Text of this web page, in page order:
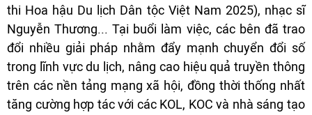
thi Hoa hậu Du lịch Dân tộc Việt Nam 2025), nhạc sĩ
Nguyễn Thương... Tại buổi làm việc, các bên đã trao
đổi nhiều giải pháp nhằm đẩy mạnh chuyển đổi số
trong lĩnh vực du lịch, nâng cao hiệu quả truyền thông
trên các nền tảng mạng xã hội, đồng thời thống nhất
tăng cường hợp tác với các KOL, KOC và nhà sáng tạo